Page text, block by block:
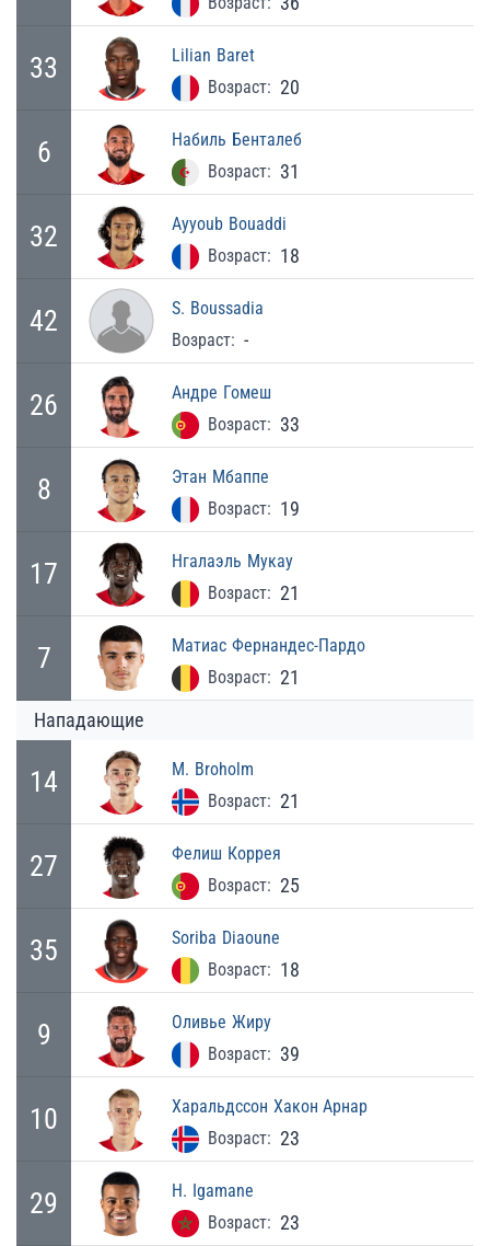
33 Lilian Baret
Возраст: 20
6 Набиль Бенталеб
Возраст: 31
32 Ayyoub Bouaddi
Возраст: 18
42 S. Boussadia
Возраст: -
26 Андре Гомеш
Возраст: 33
8 Этан Мбаппе
Возраст: 19
17 Нгалаэль Мукау
Возраст: 21
7 Матиас Фернандес-Пардо
Возраст: 21
Нападающие
14 M. Broholm
Возраст: 21
27 Фелиш Коррея
Возраст: 25
35 Soriba Diaoune
Возраст: 18
9 Оливье Жиру
Возраст: 39
10 Харальдссон Хакон Арнар
Возраст: 23
29 H. Igamane
Возраст: 23